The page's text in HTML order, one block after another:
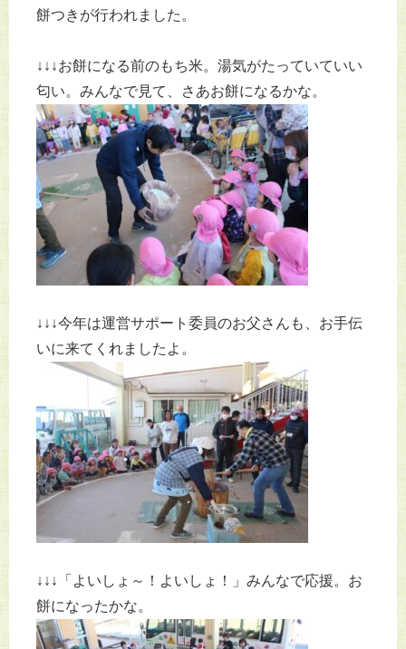
餅つきが行われました。
↓↓↓お餅になる前のもち米。湯気がたっていていい
匂い。みんなで見て、さあお餅になるかな。
↓↓↓今年は運営サポート委員のお父さんも、お手伝
いに来てくれましたよ。
↓↓↓「よいしょ～！よいしょ！」みんなで応援。お
餅になったかな。